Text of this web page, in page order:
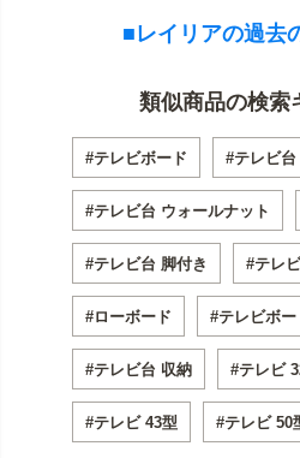
■レイリアの過去
類似商品の検索
#テレビボード #テレビ台
#テレビ台 ウォールナット
#テレビ台 脚付き #テレ
#ローボード #テレビボ
#テレビ台 収納 #テレビ
#テレビ 43型 #テレビ 50